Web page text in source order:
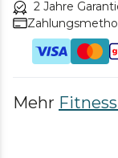
2 Jahre
Mehr